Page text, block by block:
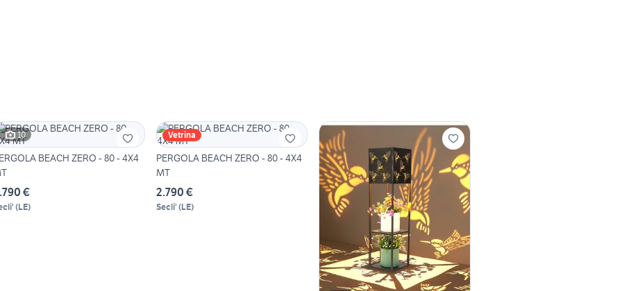
10
BEACH ZERO - 80 - 4X4
€
(LE)
Vetrina
PERGOLA BEACH ZERO - 80 - 4X4
MT
2.790 €
Secli' (LE)